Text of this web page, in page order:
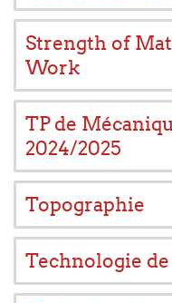
Strength of
Work
TP de
2024/2025
Topographie
Technologie de